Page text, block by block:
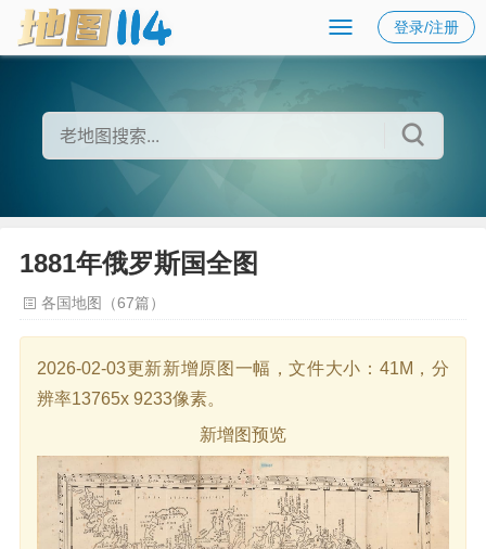
登录/注册
1881年俄罗斯国全图
各国地图（67篇）
2026-02-03更新新增原图一幅，文件大小：41M，分
辨率13765x 9233像素。
新增图预览